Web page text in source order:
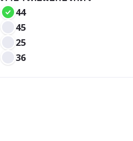
44
45
25
36